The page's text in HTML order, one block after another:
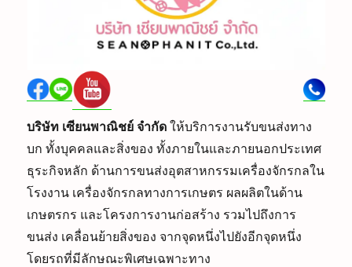
บริษัท เซียนพาณิชย์ จำกัด ให้บริการงานรับขนส่งทาง
บก ทั้งบุคคลและสิ่งของ ทั้งภายในและภายนอกประเทศ
ธุระกิจหลัก ด้านการขนส่งอุตสาหกรรมเครื่องจักรกลใน
โรงงาน เครื่องจักรกลทางการเกษตร ผลผลิตในด้าน
เกษตรกร และโครงการงานก่อสร้าง รวมไปถึงการ
ขนส่ง เคลื่อนย้ายสิ่งของ จากจุดหนึ่งไปยังอีกจุดหนึ่ง
โดยรถที่มีลักษณะพิเศษเฉพาะทาง